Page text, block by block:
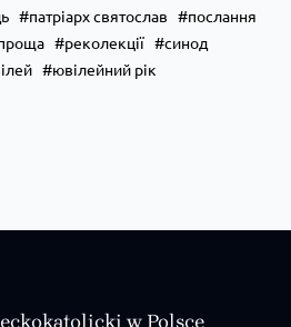
патріарх святослав
послання
реколекції
синод
ювілейний рік
w Polsce